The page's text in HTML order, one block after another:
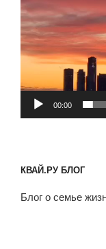
00:00
КВАЙ.РУ БЛОГ
Блог о семье